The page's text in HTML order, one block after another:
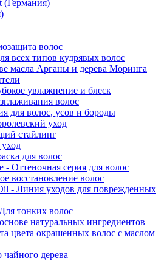
(Германия)
волос
всех типов кудрявых волос
масла Арганы и дерева Моринга
увлажнение и блеск
волос
для волос, усов и бороды
уход
стайлинг
для волос
Оттеночная серия для волос
восстановление волос
- Линия уходов для поврежденных
тонких волос
натуральных ингредиентов
цвета окрашенных волос с маслом
дерева